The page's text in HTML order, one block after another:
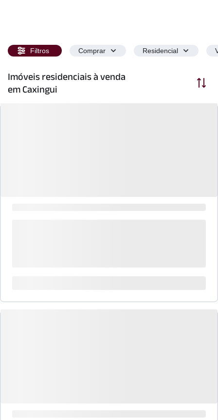
Filtros Comprar Residencial
Imóveis residenciais à venda
em Caxingui
Ordenar